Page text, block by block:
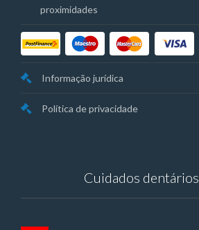
proximidades
Informação jurídica
Política de privacidade
Cuidados dentários